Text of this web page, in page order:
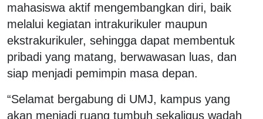
mahasiswa aktif mengembangkan diri, baik
melalui kegiatan intrakurikuler maupun
ekstrakurikuler, sehingga dapat membentuk
pribadi yang matang, berwawasan luas, dan
siap menjadi pemimpin masa depan.
“Selamat bergabung di UMJ, kampus yang
akan menjadi ruang tumbuh sekaligus wadah